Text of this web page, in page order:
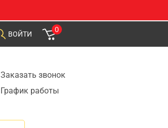
ВОЙТИ
0
Заказать звонок
График работы